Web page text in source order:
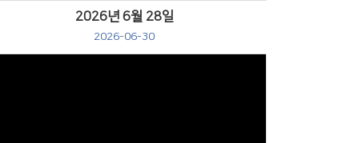
2026년 6월 28일
2026-06-30